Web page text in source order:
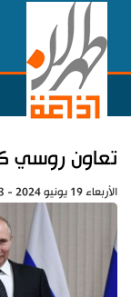
تعاون روسي
الأربعاء 19 يونيو 2024 - 16:43 بتوقيت طهران